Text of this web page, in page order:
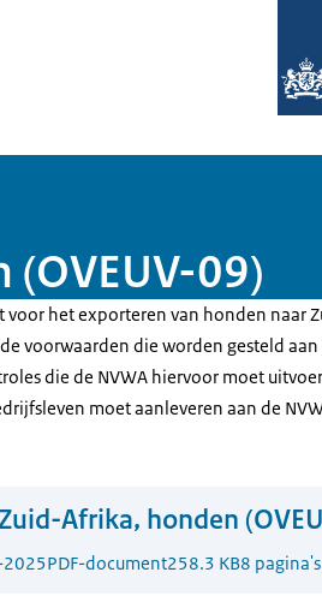
09)
voor het exporteren van honden naar
voorwaarden die worden gesteld
die de NVWA hiervoor moet
moet aanleveren aan de
Afrika, honden
PDF-document258.3 KB8 pagina's